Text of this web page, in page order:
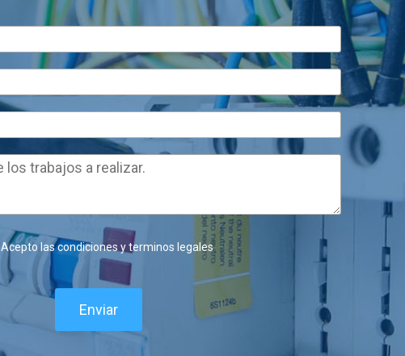
Acepto las condiciones y terminos legales
Enviar